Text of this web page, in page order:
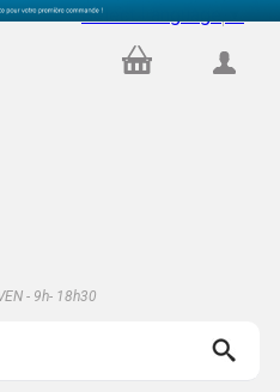
Select Language
PANIER
- 9h- 18h30